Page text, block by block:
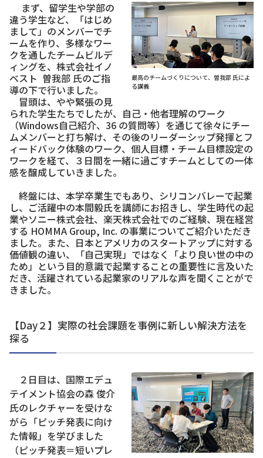
最高のチームづくりについて、曽我部 氏によ
る講義
まず、留学生や学部の
違う学生など、「はじめ
まして」のメンバーでチ
ームを作り、多様なワー
クを通したチームビルデ
ィングを、株式会社イノ
ベスト 曽我部 氏のご指
導の下で行いました。
冒頭は、やや緊張の見
られた学生たちでしたが、自己・他者理解のワーク
（Windows自己紹介、36 の質問等）を通じて徐々にチー
ムメンバーと打ち解け、その後のリーダーシップ発揮とフ
ィードバック体験のワーク、個人目標・チーム目標設定の
ワークを経て、３日間を一緒に過ごすチームとしての一体
感を醸成していきました。
終盤には、本学卒業生でもあり、シリコンバレーで起業
し、ご活躍中の本間毅氏を講師にお招きし、学生時代の起
業やソニー株式会社、楽天株式会社でのご経験、現在経営
する HOMMA Group, Inc. の事業についてご紹介いただき
ました。また、日本とアメリカのスタートアップに対する
価値観の違い、「自己実現」ではなく「より良い世の中の
ため」という目的意識で起業することの重要性に言及いた
だき、活躍されている起業家のリアルな声を聞くことがで
きました。
【Day２】実際の社会課題を事例に新しい解決方法を
探る
２日目は、国際エデュ
テイメント協会の森 俊介
氏のレクチャーを受けな
がら「ピッチ発表に向け
た情報」を学びました
（ピッチ発表＝短いプレ